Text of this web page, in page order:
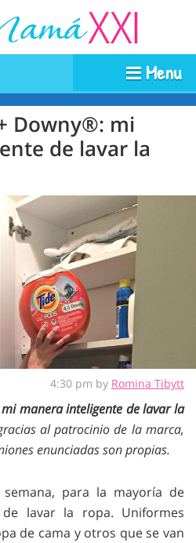
Menu
Downy®: mi
de lavar la
4:30 pm by Romina Tibytt
manera inteligente de lavar la
al patrocinio de la marca,
enunciadas son propias.
para la mayoría de
lavar la ropa. Uniformes
de cama y otros que se van